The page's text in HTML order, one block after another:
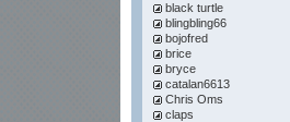
black turtle
blingbling66
bojofred
brice
bryce
catalan6613
Chris Oms
claps